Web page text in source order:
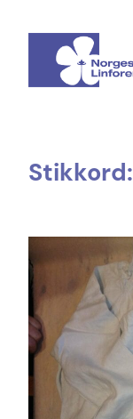
innhold
Stikkord: